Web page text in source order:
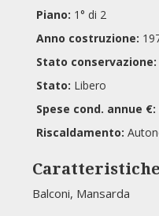
Piano: 1° di 2
Anno costruzione:
Stato conservazione:
Stato: Libero
Spese cond. annue €:
Riscaldamento:
Caratteristiche
Balconi, Mansarda